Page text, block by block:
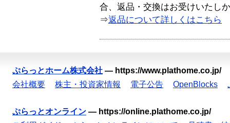
合、返品・交換はお受けいたし
⇒返品について詳しくはこちら
ぷらっとホーム株式会社 — https://www.plathome.co.jp/
会社概要
株主・投資家情報 電子公告 OpenBlocks
ぷらっとオンライン — https://online.plathome.co.jp/